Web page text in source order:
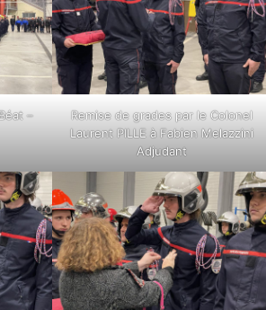
–
Remise de grades par le Colonel
Laurent PILLE à Fabien Melazzini
Adjudant